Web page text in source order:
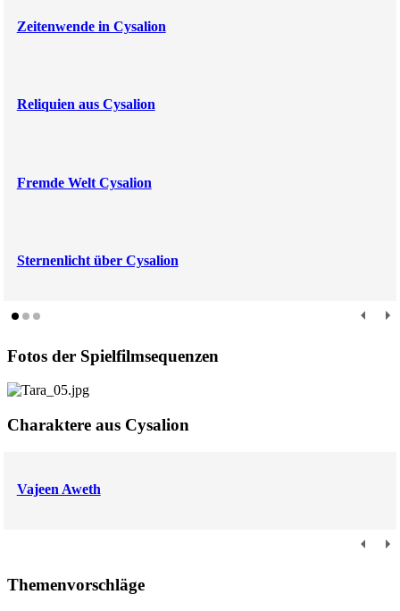
Zeitenwende in Cysalion
Reliquien aus Cysalion
Fremde Welt Cysalion
Sternenlicht über Cysalion
Fotos der Spielfilmsequenzen
Charaktere aus Cysalion
Vajeen Aweth
Themenvorschläge